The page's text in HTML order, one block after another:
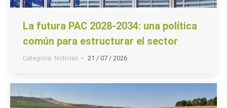
La futura PAC 2028-2034: una política
común para estructurar el sector
Categoria: Noticias 21 / 07 / 2026